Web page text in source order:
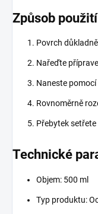
Způsob použití
Povrch
Nařeďte
Naneste
Rovnoměrně
Přebytek
Technické
Objem: 500 ml
Typ produktu: